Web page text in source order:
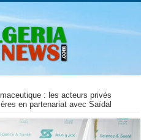
: les acteurs privés
en partenariat avec Saïdal